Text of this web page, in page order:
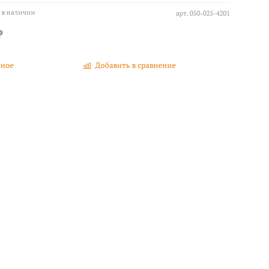
арт.050-025-4201
в наличии
Добавить в сравнение